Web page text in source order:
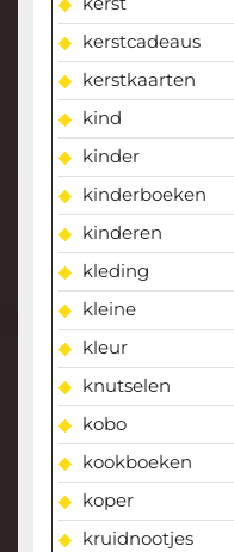
kerstcadeaus
kerstkaarten
kind
kinder
kinderboeken
kinderen
kleding
kleine
kleur
knutselen
kobo
kookboeken
koper
kruidnootjes